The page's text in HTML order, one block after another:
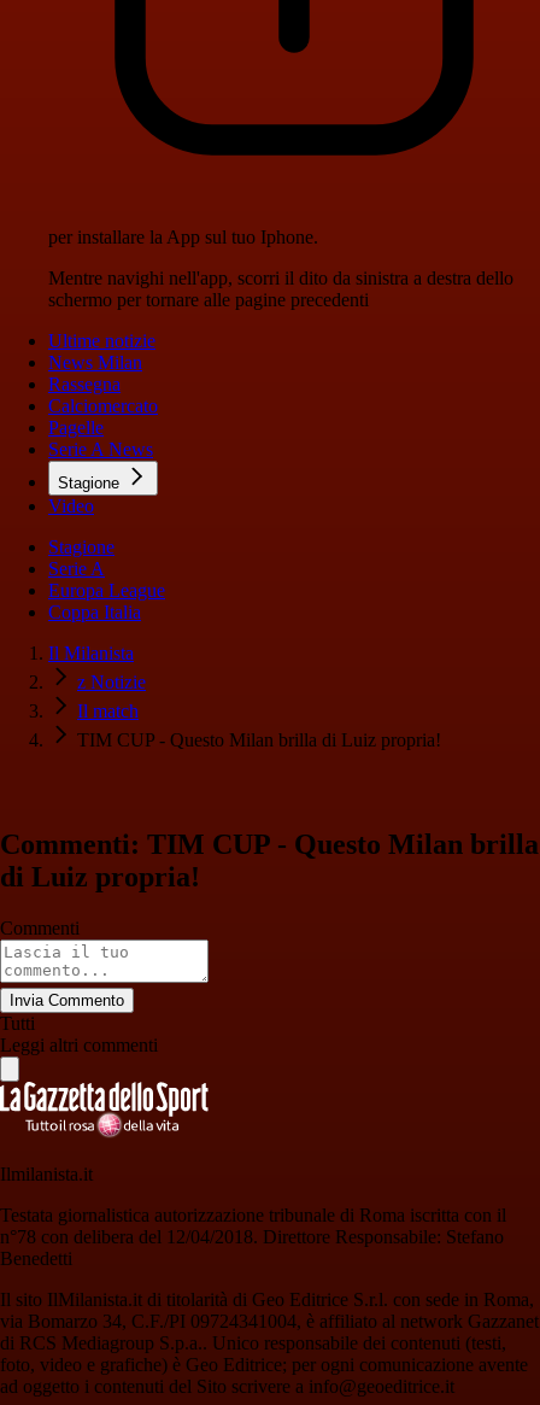
per installare la App sul tuo Iphone.
Mentre navighi nell'app, scorri il dito da sinistra a destra dello
schermo per tornare alle pagine precedenti
Ultime notizie
News Milan
Rassegna
Calciomercato
Pagelle
Serie A News
Stagione
Video
Stagione
Serie A
Europa League
Coppa Italia
Il Milanista
z Notizie
Il match
TIM CUP - Questo Milan brilla di Luiz propria!
Commenti: TIM CUP - Questo Milan brilla
di Luiz propria!
Commenti
Invia Commento
Tutti
Leggi altri commenti
Ilmilanista.it
Testata giornalistica autorizzazione tribunale di Roma iscritta con il
n°78 con delibera del 12/04/2018. Direttore Responsabile: Stefano
Benedetti
Il sito IlMilanista.it di titolarità di Geo Editrice S.r.l. con sede in Roma,
via Bomarzo 34, C.F./PI 09724341004, è affiliato al network Gazzanet
di RCS Mediagroup S.p.a.. Unico responsabile dei contenuti (testi,
foto, video e grafiche) è Geo Editrice; per ogni comunicazione avente
ad oggetto i contenuti del Sito scrivere a info@geoeditrice.it